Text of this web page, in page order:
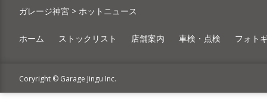
ガレージ神宮 > ホットニュース
ホーム ストックリスト 店舗案内 車検・点検 フォト
Coryright © Garage Jingu Inc.